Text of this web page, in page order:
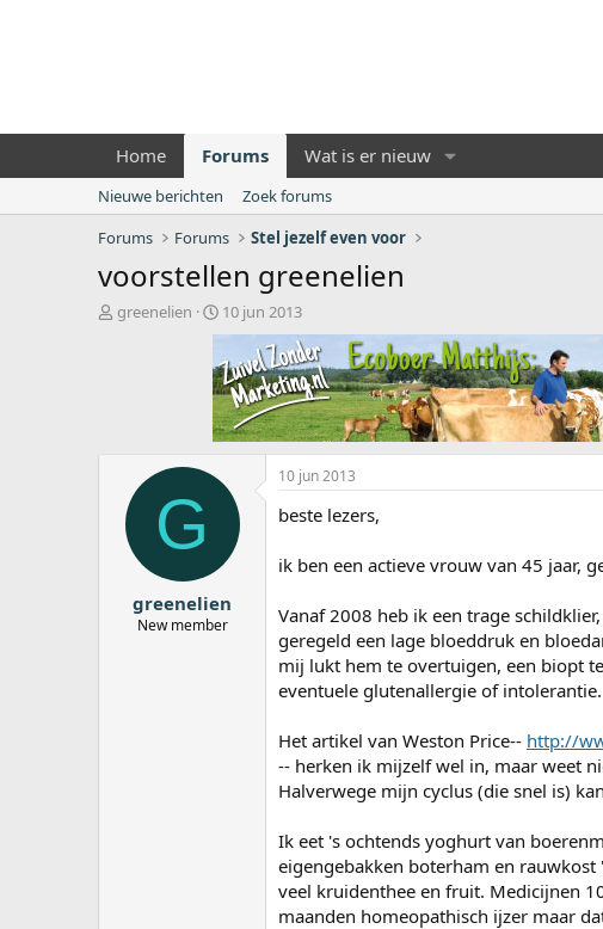
Home Forums Wat is er nieuw
Nieuwe berichten
Zoek forums
Forums
Forums Stel jezelf even voor
voorstellen greenelien
O
greenelien
S
t
a
r
t
d
a
u
m
10 jun 2013
G
greenelien
New member
10 jun 2013
beste lezers,
ik ben een actieve vrouw van 45 jaar,
Vanaf 2008 heb ik een trage
geregeld een lage bloeddruk en
mij lukt hem te overtuigen, een biopt
eventuele glutenallergie of intolerantie.
Het artikel van Weston Price-- http://
-- herken ik mijzelf wel in, maar weet
Halverwege mijn cyclus (die snel is)
Ik eet 's ochtends yoghurt van
eigengebakken boterham en
veel kruidenthee en fruit. Medicijnen
maanden homeopathisch ijzer maar